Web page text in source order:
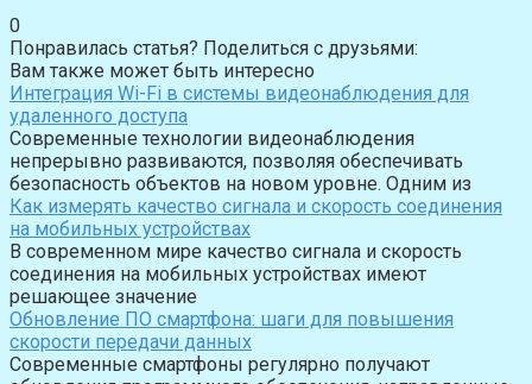
0
Понравилась статья? Поделиться с друзьями:
Вам также может быть интересно
Интеграция Wi-Fi в системы видеонаблюдения для
удаленного доступа
Современные технологии видеонаблюдения
непрерывно развиваются, позволяя обеспечивать
безопасность объектов на новом уровне. Одним из
Как измерять качество сигнала и скорость соединения
на мобильных устройствах
В современном мире качество сигнала и скорость
соединения на мобильных устройствах имеют
решающее значение
Обновление ПО смартфона: шаги для повышения
скорости передачи данных
Современные смартфоны регулярно получают